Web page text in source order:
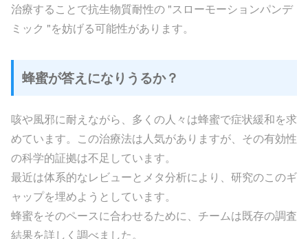
治療することで抗生物質耐性の "スローモーションパンデ
ミック "を妨げる可能性があります。
蜂蜜が答えになりうるか？
咳や風邪に耐えながら、多くの人々は蜂蜜で症状緩和を求
めています。この治療法は人気がありますが、その有効性
の科学的証拠は不足しています。
最近は体系的なレビューとメタ分析により、研究のこのギ
ャップを埋めようとしています。
蜂蜜をそのペースに合わせるために、チームは既存の調査
結果を詳しく調べました。